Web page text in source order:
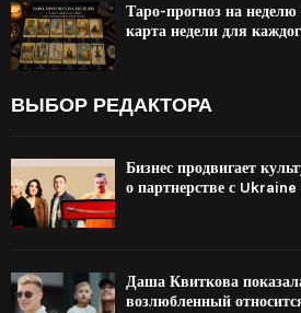
Таро-прогноз на
карта недели для
ВЫБОР РЕДАКТОРА
Бизнес продвигает
о партнерстве с
Даша Квиткова
возлюбленный